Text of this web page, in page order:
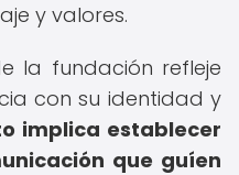
y valores.
la fundación refleje
con su identidad y
implica establecer
que guíen